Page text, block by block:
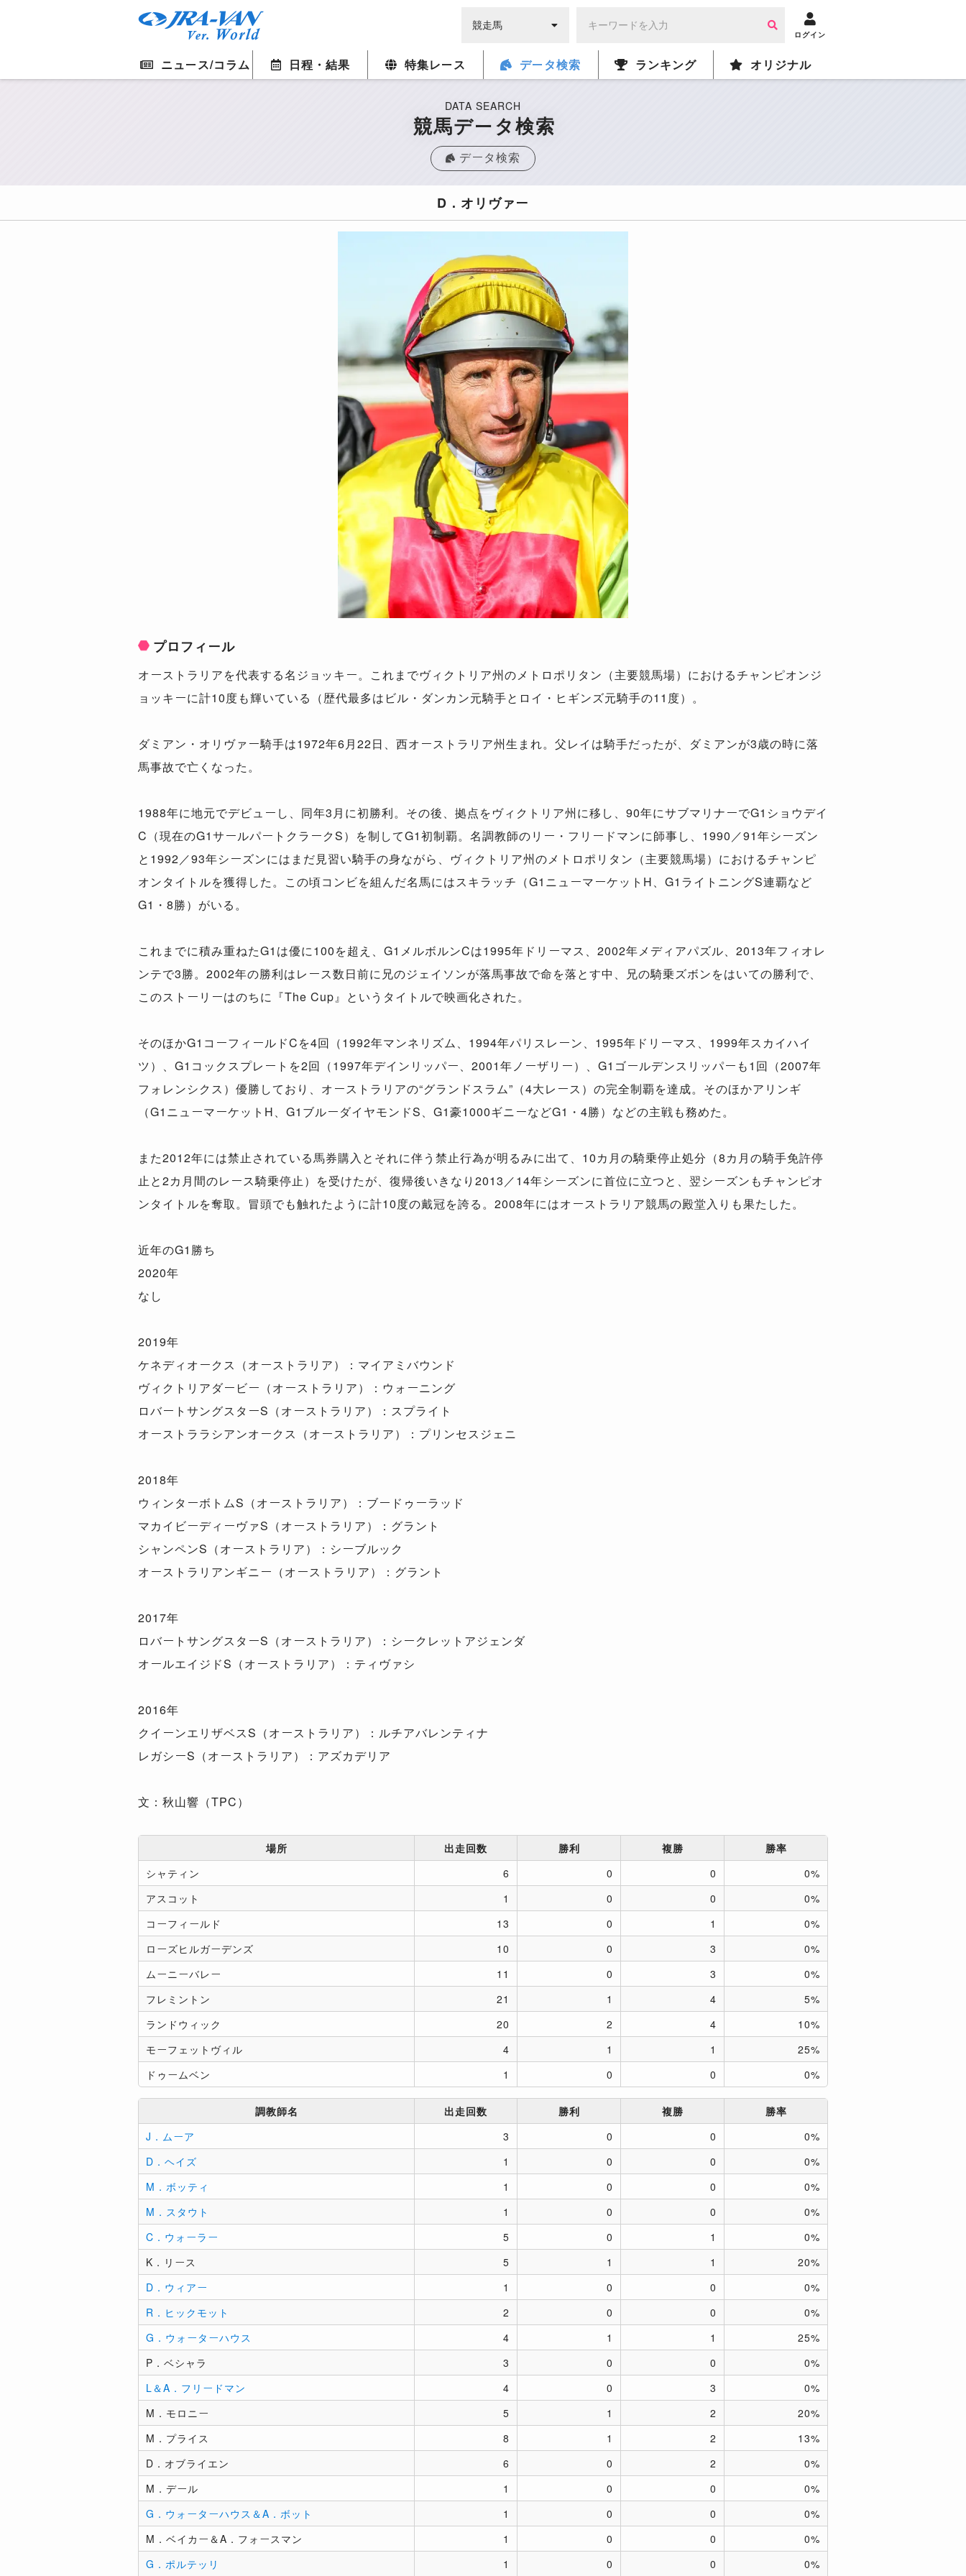
ログイン
ニュース/コラム 日程・結果 特集レース データ検索 ランキング オリジナル
DATA SEARCH
競馬データ検索
データ検索
D．オリヴァー
プロフィール
オーストラリアを代表する名ジョッキー。これまでヴィクトリア州のメトロポリタン（主要競馬場）におけるチャンピオンジ
ョッキーに計10度も輝いている（歴代最多はビル・ダンカン元騎手とロイ・ヒギンズ元騎手の11度）。
ダミアン・オリヴァー騎手は1972年6月22日、西オーストラリア州生まれ。父レイは騎手だったが、ダミアンが3歳の時に落
馬事故で亡くなった。
1988年に地元でデビューし、同年3月に初勝利。その後、拠点をヴィクトリア州に移し、90年にサブマリナーでG1ショウデイ
C（現在のG1サールパートクラークS）を制してG1初制覇。名調教師のリー・フリードマンに師事し、1990／91年シーズン
と1992／93年シーズンにはまだ見習い騎手の身ながら、ヴィクトリア州のメトロポリタン（主要競馬場）におけるチャンピ
オンタイトルを獲得した。この頃コンビを組んだ名馬にはスキラッチ（G1ニューマーケットH、G1ライトニングS連覇など
G1・8勝）がいる。
これまでに積み重ねたG1は優に100を超え、G1メルボルンCは1995年ドリーマス、2002年メディアパズル、2013年フィオレ
ンテで3勝。2002年の勝利はレース数日前に兄のジェイソンが落馬事故で命を落とす中、兄の騎乗ズボンをはいての勝利で、
このストーリーはのちに『The Cup』というタイトルで映画化された。
そのほかG1コーフィールドCを4回（1992年マンネリズム、1994年パリスレーン、1995年ドリーマス、1999年スカイハイ
ツ）、G1コックスプレートを2回（1997年デインリッパー、2001年ノーザリー）、G1ゴールデンスリッパーも1回（2007年
フォレンシクス）優勝しており、オーストラリアの“グランドスラム”（4大レース）の完全制覇を達成。そのほかアリンギ
（G1ニューマーケットH、G1ブルーダイヤモンドS、G1豪1000ギニーなどG1・4勝）などの主戦も務めた。
また2012年には禁止されている馬券購入とそれに伴う禁止行為が明るみに出て、10カ月の騎乗停止処分（8カ月の騎手免許停
止と2カ月間のレース騎乗停止）を受けたが、復帰後いきなり2013／14年シーズンに首位に立つと、翌シーズンもチャンピオ
ンタイトルを奪取。冒頭でも触れたように計10度の戴冠を誇る。2008年にはオーストラリア競馬の殿堂入りも果たした。
近年のG1勝ち
2020年
なし
2019年
ケネディオークス（オーストラリア）：マイアミバウンド
ヴィクトリアダービー（オーストラリア）：ウォーニング
ロバートサングスターS（オーストラリア）：スプライト
オーストララシアンオークス（オーストラリア）：プリンセスジェニ
2018年
ウィンターボトムS（オーストラリア）：ブードゥーラッド
マカイビーディーヴァS（オーストラリア）：グラント
シャンペンS（オーストラリア）：シーブルック
オーストラリアンギニー（オーストラリア）：グラント
2017年
ロバートサングスターS（オーストラリア）：シークレットアジェンダ
オールエイジドS（オーストラリア）：ティヴァシ
2016年
クイーンエリザベスS（オーストラリア）：ルチアバレンティナ
レガシーS（オーストラリア）：アズカデリア
文：秋山響（TPC）
場所 出走回数 勝利 複勝
勝率
シャティン
6 0 0
0%
アスコット
1 0 0
0%
コーフィールド
13 0 1
0%
ローズヒルガーデンズ
10 0 3
0%
ムーニーバレー
11 0 3
0%
フレミントン
21 1 4
5%
ランドウィック
20 2 4
10%
モーフェットヴィル
4 1 1
25%
ドゥームベン
1 0 0 0%
調教師名 出走回数 勝利 複勝
勝率
J．ムーア
3 0 0
0%
D．ヘイズ
1 0 0
0%
M．ボッティ
1 0 0
0%
M．スタウト
1 0 0
0%
C．ウォーラー
5 0 1
0%
K．リース
5 1 1
20%
D．ウィアー
1 0 0
0%
R．ヒックモット
2 0 0
0%
G．ウォーターハウス
4 1 1
25%
P．ベシャラ
3 0 0
0%
L＆A．フリードマン
4 0 3
0%
M．モロニー
5 1 2
20%
M．プライス
8 1 2
13%
D．オブライエン
6 0 2
0%
M．デール
1 0 0
0%
G．ウォーターハウス＆A．ボット
1 0 0
0%
M．ベイカー＆A．フォースマン
1 0 0
0%
G．ポルテッリ
1 0 0 0%